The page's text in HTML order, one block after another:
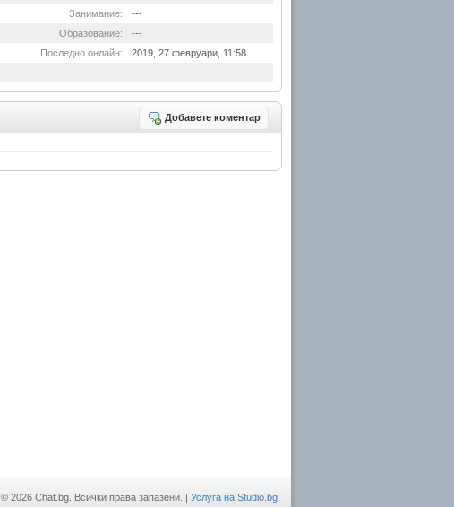
Занимание:
---
Образование:
---
Последно онлайн:
2019, 27 февруари, 11:58
Добавете коментар
© 2026 Chat.bg. Всички права запазени. | Услуга на Studio.bg